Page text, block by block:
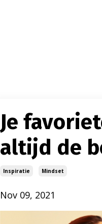
Je
altijd de
Inspiratie Mindset
Nov 09, 2021